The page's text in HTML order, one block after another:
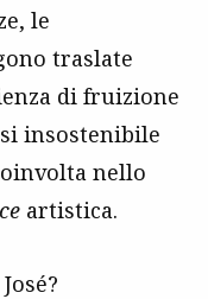
le
traslate
di fruizione
insostenibile
nello
artistica.